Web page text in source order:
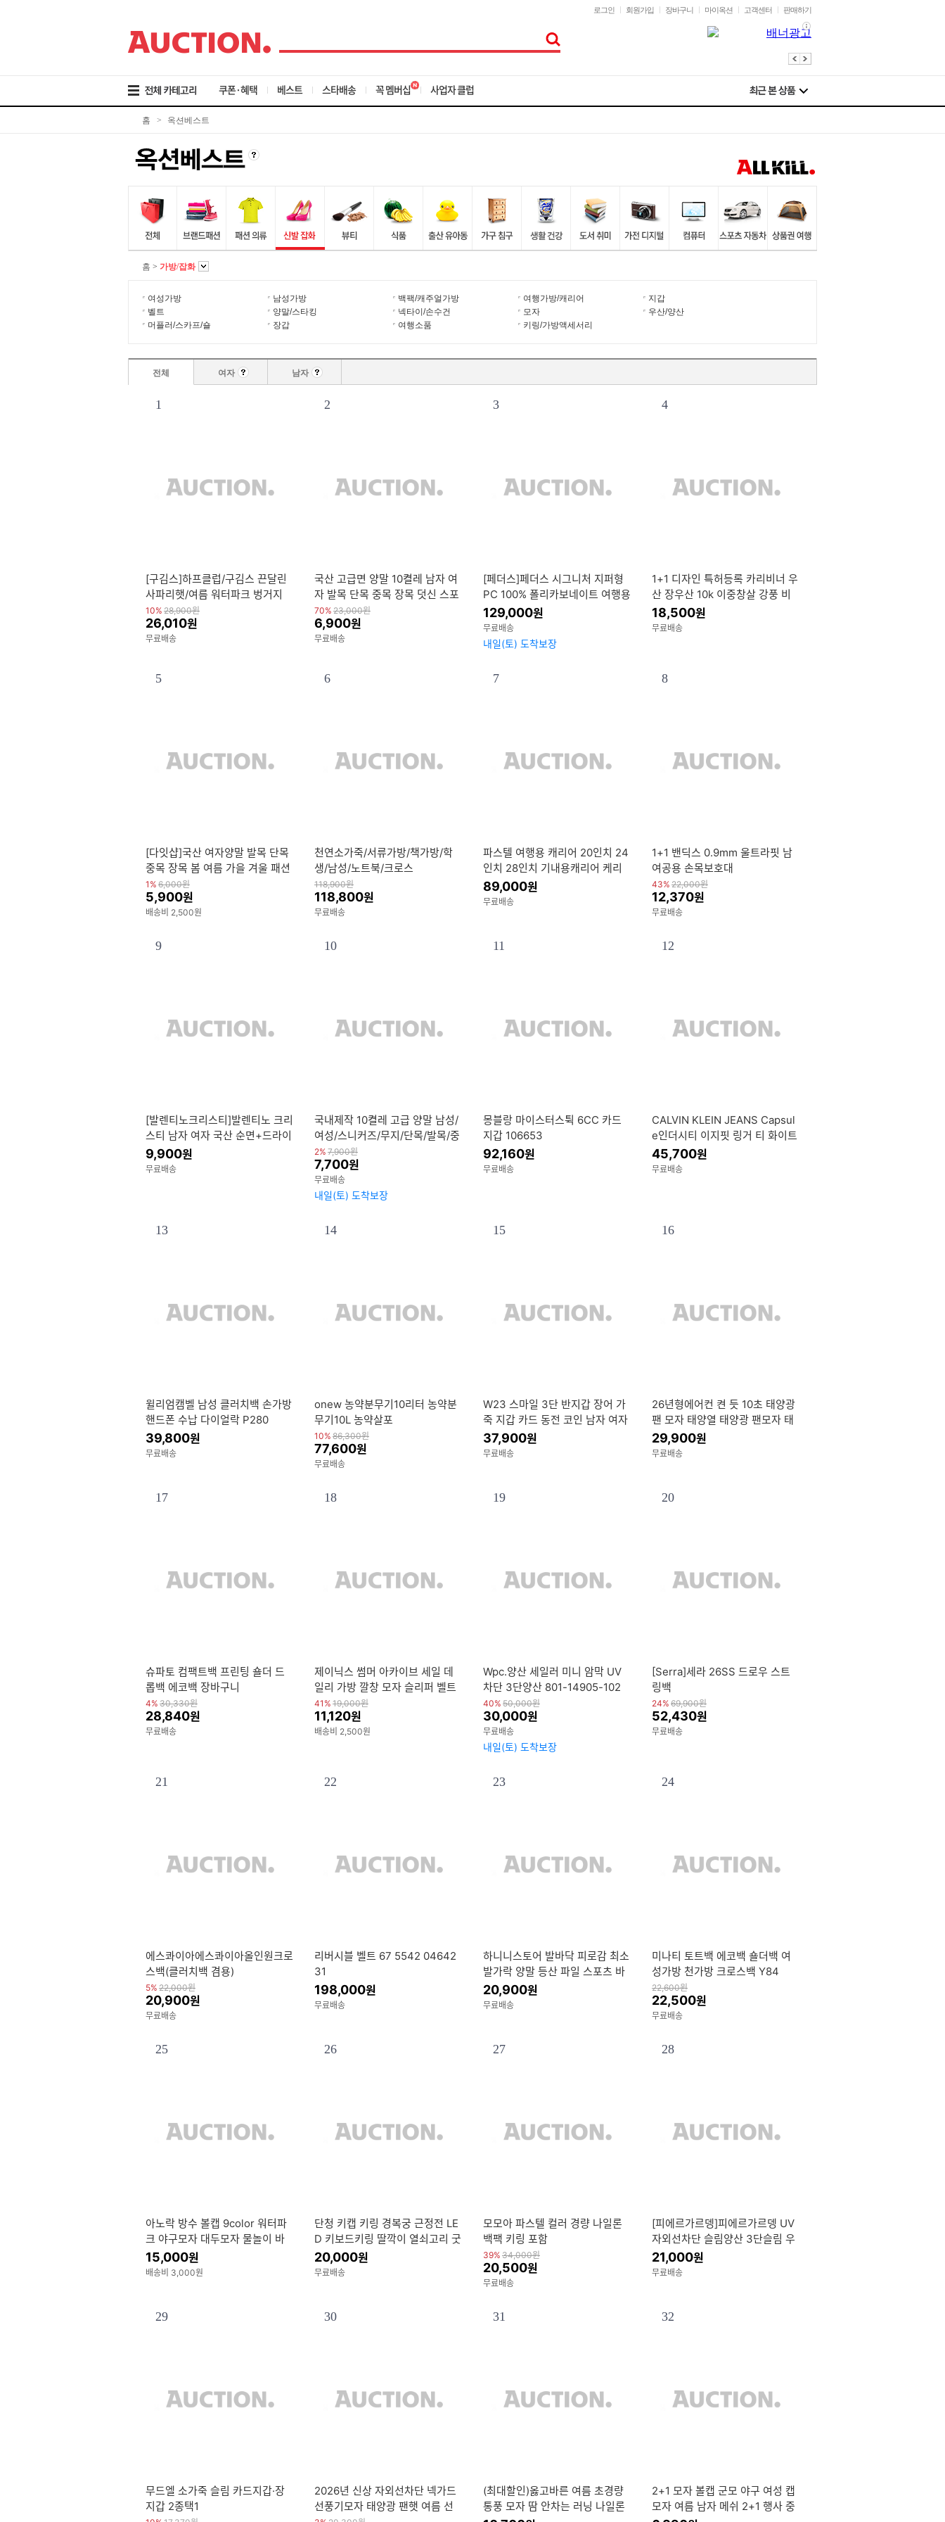
로
가
로
가
로
가
로그인 회원가입 장바구니 마이옥션 고객센터 판매하기
쿠폰·혜택 베스트 스타배송 꼭 멤버십 사업자 클럽
홈 > 옥션베스트
홈 > 가방/잡화
여성가방 남성가방 백팩/캐주얼가방 여행가방/캐리어
지갑
벨트
양말/스타킹 넥타이/손수건 모자
우산/양산
머플러/스카프/숄
장갑 여행소품 키링/가방액세서리
전체 여자 남자
1
[구김스]하프클럽/구김스 끈달린
사파리햇/여름 워터파크 벙거지
서핑모자
10% 28,900원
26,010원
무료배송
2
국산 고급면 양말 10켤레 남자 여
자 발목 단목 중목 장목 덧신 스포
츠 학생 신사 정장
70% 23,000원
6,900원
무료배송
3
[페더스]페더스 시그니처 지퍼형
PC 100% 폴리카보네이트 여행용
캐리어 기내용 20인치 24인치 2
8인치
129,000원
무료배송
내일(토) 도착보장
4
1+1 디자인 특허등록 카리비너 우
산 장우산 10k 이중창살 강풍 비
바람 강한 3단자동우산
18,500원
무료배송
5
[다잇샵]국산 여자양말 발목 단목
중목 장목 봄 여름 가을 겨울 패션
학생 흰 검정 무지 골지 긴 예쁜
1% 6,000원
5,900원
배송비 2,500원
6
천연소가죽/서류가방/책가방/학
생/남성/노트북/크로스
118,900원
118,800원
무료배송
7
파스텔 여행용 캐리어 20인치 24
인치 28인치 기내용캐리어 케리
어 여행가방 폴리카보네이트
89,000원
무료배송
8
1+1 밴딕스 0.9mm 울트라핏 남
여공용 손목보호대
43% 22,000원
12,370원
무료배송
9
[발렌티노크리스티]발렌티노 크리
스티 남자 여자 국산 순면+드라이
텍스 양말 최대 10켤레 발목 단목
중목 장목 등
9,900원
무료배송
10
국내제작 10켤레 고급 양말 남성/
여성/스니커즈/무지/단목/발목/중
목/장목/페이크삭스/패션
2% 7,900원
7,700원
무료배송
내일(토) 도착보장
11
몽블랑 마이스터스튁 6CC 카드
지갑 106653
92,160원
무료배송
12
CALVIN KLEIN JEANS Capsul
e인더시티 이지핏 링거 티 화이트
4RF297G YAF
45,700원
무료배송
13
윌리엄캠벨 남성 클러치백 손가방
핸드폰 수납 다이얼락 P280
39,800원
무료배송
14
onew 농약분무기10리터 농약분
무기10L 농약살포
10% 86,300원
77,600원
무료배송
15
W23 스마일 3단 반지갑 장어 가
죽 지갑 카드 동전 코인 남자 여자
엄마 아빠 빈티지 가벼운 지갑 선
물용
37,900원
무료배송
16
26년형에어컨 켠 듯 10초 태양광
팬 모자 태양열 태양광 팬모자 태
양열 선풍기 모자 낚시 모자
29,900원
무료배송
17
슈파토 컴팩트백 프린팅 숄더 드
롭백 에코백 장바구니
4% 30,330원
28,840원
무료배송
18
제이닉스 썸머 아카이브 세일 데
일리 가방 깔창 모자 슬리퍼 벨트
토트백 잡화 모음전
41% 19,000원
11,120원
배송비 2,500원
19
Wpc.양산 세일러 미니 암막 UV
차단 3단양산 801-14905-102
40% 50,000원
30,000원
무료배송
내일(토) 도착보장
20
[Serra]세라 26SS 드로우 스트
링백
24% 69,900원
52,430원
무료배송
21
에스콰이아에스콰이아올인원크로
스백(클러치백 겸용)
5% 22,000원
20,900원
무료배송
22
리버시블 벨트 67 5542 04642
31
198,000원
무료배송
23
하니니스토어 발바닥 피로감 최소
발가락 양말 등산 파일 스포츠 바
닥 쿠션 폭신한 작업용 보온 방한
5켤레
20,900원
무료배송
24
미나티 토트백 에코백 숄더백 여
성가방 천가방 크로스백 Y84
22,600원
22,500원
무료배송
25
아노락 방수 볼캡 9color 워터파
크 야구모자 대두모자 물놀이 바
스락 캡모자
15,000원
배송비 3,000원
26
단청 키캡 키링 경복궁 근정전 LE
D 키보드키링 딸깍이 열쇠고리 굿
즈 기계식
20,000원
무료배송
27
모모아 파스텔 컬러 경량 나일론
백팩 키링 포함
39% 34,000원
20,500원
무료배송
28
[피에르가르뎅]피에르가르뎅 UV
자외선차단 슬림양산 3단슬림 우
양산 암막양산 양우산
21,000원
무료배송
29
무드엘 소가죽 슬림 카드지갑·장
지갑 2종택1
30
2026년 신상 자외선차단 넥가드
선풍기모자 태양광 팬햇 여름 선
31
(최대할인)옳고바른 여름 초경량
통풍 모자 땀 안차는 러닝 나일론
32
2+1 모자 볼캡 군모 야구 여성 캡
모자 여름 남자 메쉬 2+1 행사 중